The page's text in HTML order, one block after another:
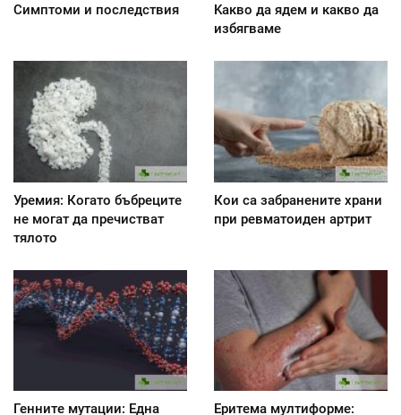
Симптоми и последствия
Kакво да ядем и какво да
избягваме
Уремия: Когато бъбреците
не могат да пречистват
тялото
Кои са забранените храни
при ревматоиден артрит
Генните мутации: Една Еритема мултиформе: